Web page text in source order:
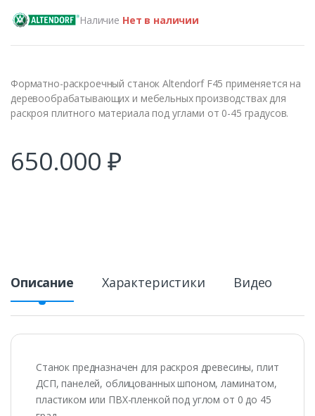
Наличие Нет в наличии
Форматно-раскроечный станок Altendorf F45 применяется на
деревообрабатывающих и мебельных производствах для
раскроя плитного материала под углами от 0-45 градусов.
650.000 ₽
Описание Характеристики Видео
Станок предназначен для раскроя древесины, плит
ДСП, панелей, облицованных шпоном, ламинатом,
пластиком или ПВХ-пленкой под углом от 0 до 45